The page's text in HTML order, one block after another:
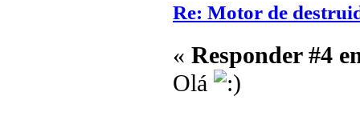
Re: Motor de
« Responder #4
Olá